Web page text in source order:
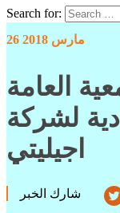
Search for:
26 مارس 2018
العامة
لشركة
اجيليتي
شارك الخبر